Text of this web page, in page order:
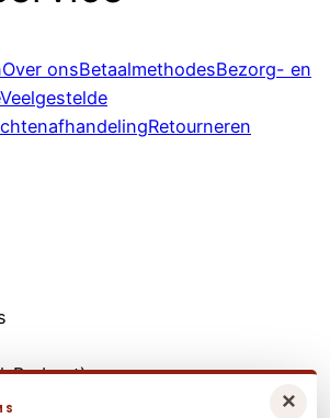
Over onsBetaalmethodesBezorg- en
Veelgestelde
Retourneren
Brabant)
×